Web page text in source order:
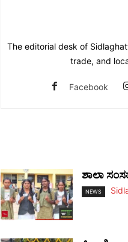
The editorial desk of
trade, and
Facebook
ಶಾಲಾ
NEWS